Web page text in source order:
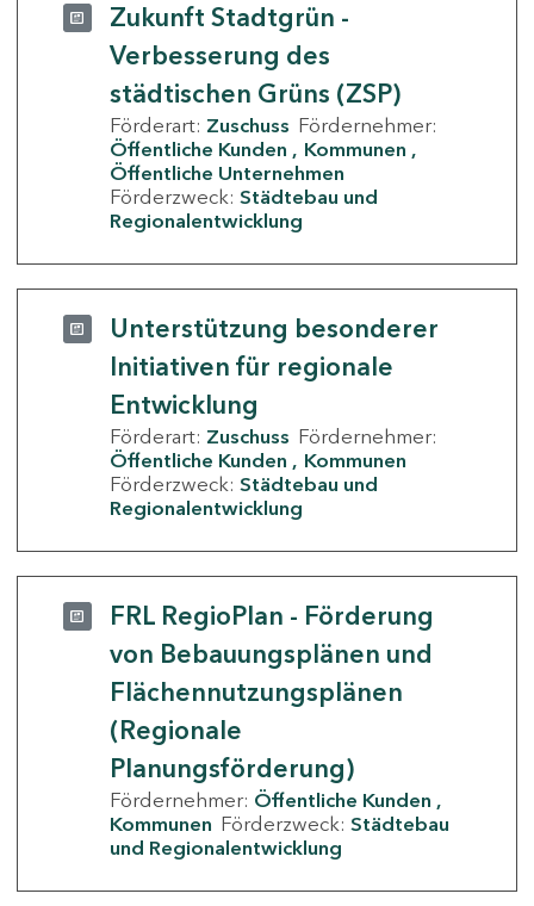
Zukunft Stadtgrün -
Verbesserung des
städtischen Grüns (ZSP)
Förderart: Zuschuss Fördernehmer:
Öffentliche Kunden
Kommunen
Öffentliche Unternehmen
Förderzweck: Städtebau und
Regionalentwicklung
Unterstützung besonderer
Initiativen für regionale
Entwicklung
Förderart: Zuschuss Fördernehmer:
Öffentliche Kunden
Kommunen
Förderzweck: Städtebau und
Regionalentwicklung
FRL RegioPlan - Förderung
von Bebauungsplänen und
Flächennutzungsplänen
(Regionale
Planungsförderung)
Fördernehmer: Öffentliche Kunden
Kommunen Förderzweck: Städtebau
und Regionalentwicklung